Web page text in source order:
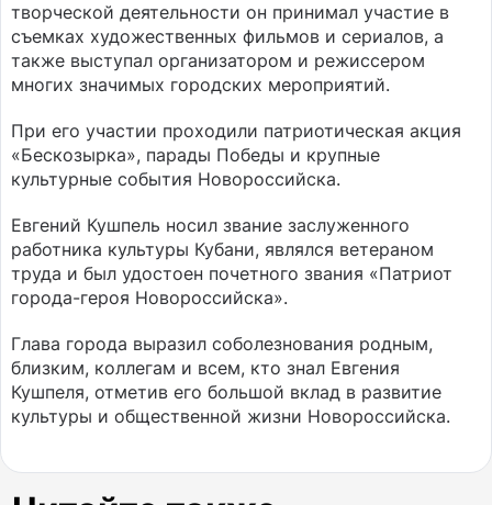
творческой деятельности он принимал участие в
съемках художественных фильмов и сериалов, а
также выступал организатором и режиссером
многих значимых городских мероприятий.
При его участии проходили патриотическая акция
«Бескозырка», парады Победы и крупные
культурные события Новороссийска.
Евгений Кушпель носил звание заслуженного
работника культуры Кубани, являлся ветераном
труда и был удостоен почетного звания «Патриот
города-героя Новороссийска».
Глава города выразил соболезнования родным,
близким, коллегам и всем, кто знал Евгения
Кушпеля, отметив его большой вклад в развитие
культуры и общественной жизни Новороссийска.